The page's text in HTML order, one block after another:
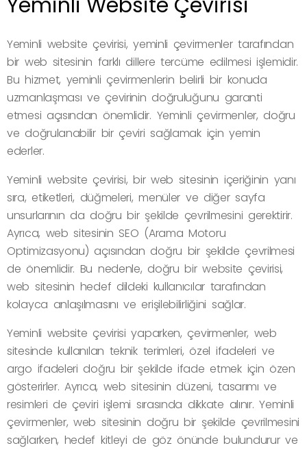
Yeminli Website Çevirisi
Yeminli website çevirisi, yeminli çevirmenler tarafından
bir web sitesinin farklı dillere tercüme edilmesi işlemidir.
Bu hizmet, yeminli çevirmenlerin belirli bir konuda
uzmanlaşması ve çevirinin doğruluğunu garanti
etmesi açısından önemlidir. Yeminli çevirmenler, doğru
ve doğrulanabilir bir çeviri sağlamak için yemin
ederler.
Yeminli website çevirisi, bir web sitesinin içeriğinin yanı
sıra, etiketleri, düğmeleri, menüler ve diğer sayfa
unsurlarının da doğru bir şekilde çevrilmesini gerektirir.
Ayrıca, web sitesinin SEO (Arama Motoru
Optimizasyonu) açısından doğru bir şekilde çevrilmesi
de önemlidir. Bu nedenle, doğru bir website çevirisi,
web sitesinin hedef dildeki kullanıcılar tarafından
kolayca anlaşılmasını ve erişilebilirliğini sağlar.
Yeminli website çevirisi yaparken, çevirmenler, web
sitesinde kullanılan teknik terimleri, özel ifadeleri ve
argo ifadeleri doğru bir şekilde ifade etmek için özen
gösterirler. Ayrıca, web sitesinin düzeni, tasarımı ve
resimleri de çeviri işlemi sırasında dikkate alınır. Yeminli
çevirmenler, web sitesinin doğru bir şekilde çevrilmesini
sağlarken, hedef kitleyi de göz önünde bulundurur ve